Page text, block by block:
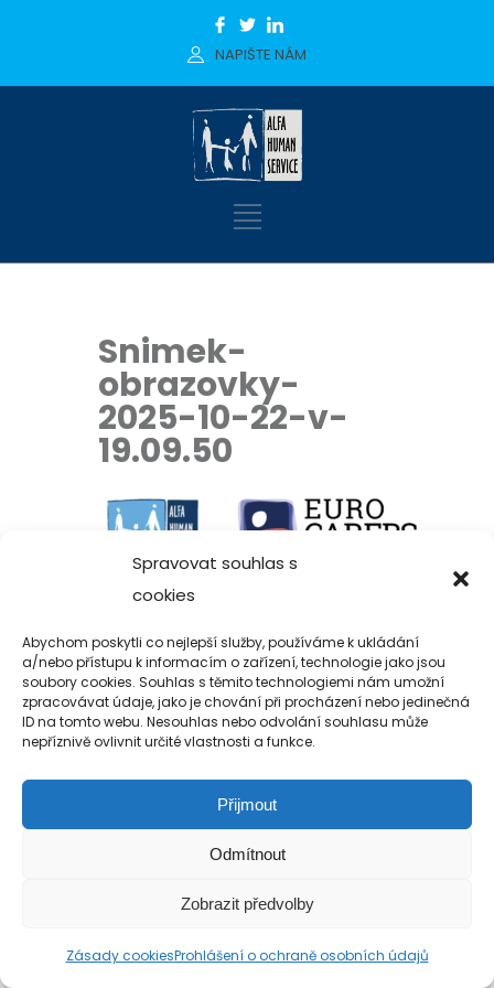
Spravovat souhlas s
cookies
Abychom poskytli co nejlepší služby, používáme k ukládání
a/nebo přístupu k informacím o zařízení, technologie jako jsou
soubory cookies. Souhlas s těmito technologiemi nám umožní
zpracovávat údaje, jako je chování při procházení nebo jedinečná
ID na tomto webu. Nesouhlas nebo odvolání souhlasu může
nepříznivě ovlivnit určité vlastnosti a funkce.
Přijmout
Odmítnout
Zobrazit předvolby
Zásady cookiesProhlášení o ochraně osobních údajů
NAPIŠTE NÁM
Snimek-
obrazovky-
2025-10-22-v-
19.09.50
Copyright 2019-2026 Alfa Human Service
/ TM Servis - the technical motion s.r.o.